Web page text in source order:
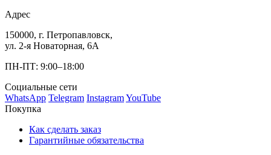
Адрес
150000, г. Петропавловск,
ул. 2-я Новаторная, 6А
ПН-ПТ: 9:00–18:00
Социальные сети
WhatsApp Telegram InstagramYouTube
Покупка
Как сделать заказ
Гарантийные обязательства